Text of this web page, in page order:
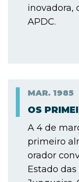
inovadora,
APDC.
MAR. 1985
OS
A 4 de
primeiro
orador
Estado